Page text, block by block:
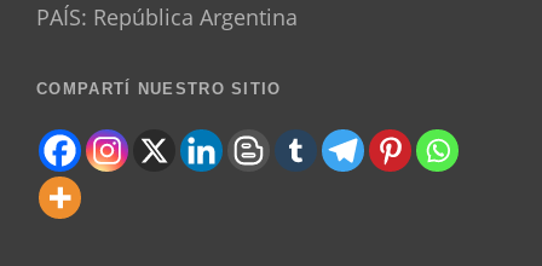
PAÍS: República Argentina
COMPARTÍ NUESTRO SITIO